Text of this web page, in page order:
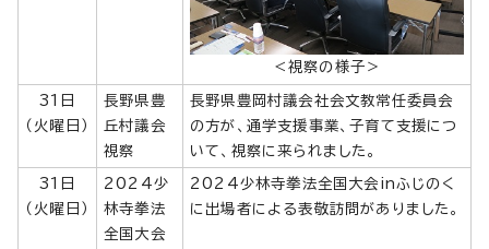
＜視察の様子＞
31日
（火曜日）
長野県豊
丘村議会
視察
長野県豊岡村議会社会文教常任委員会
の方が、通学支援事業、子育て支援につ
いて、視察に来られました。
31日
（火曜日）
2024少
林寺拳法
全国大会
2024少林寺拳法全国大会inふじのく
に出場者による表敬訪問がありました。